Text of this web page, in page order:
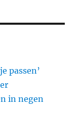
passen’
in negen